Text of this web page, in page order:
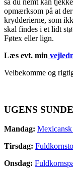
opmærksom på at
krydderierne, som
skal findes i et lidt
Føtex eller lign.
Læs evt. min
Velbekomme og
UGENS
Mandag: Mexicansk
Tirsdag:
Onsdag: